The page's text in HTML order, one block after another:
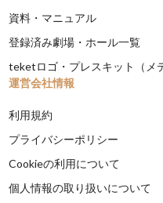
資料・マニュアル
登録済み劇場・ホール一覧
teketロゴ・プレスキット（メ
運営会社情報
利用規約
プライバシーポリシー
Cookieの利用について
個人情報の取り扱いについて